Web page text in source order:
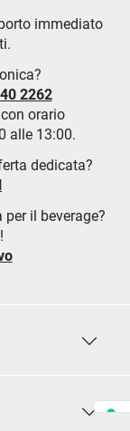
immediato
2262
orario
alle 13:00.
dedicata?
il beverage?